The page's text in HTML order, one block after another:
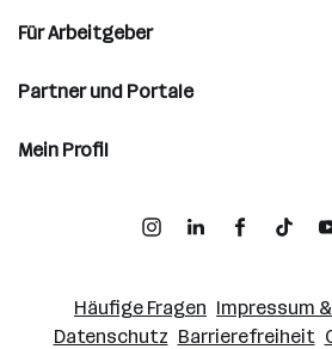
Für Arbeitgeber
Partner und Portale
Mein Profil
Häufige Fragen Impressum
Datenschutz Barrierefreiheit